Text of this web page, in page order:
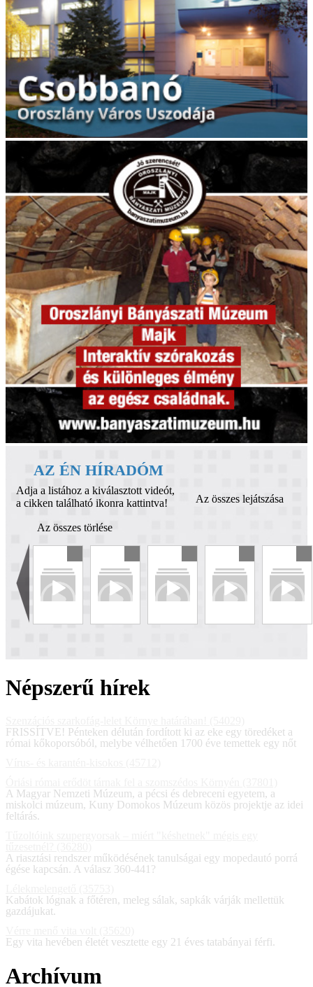
AZ ÉN HÍRADÓM
Adja a listához a kiválasztott videót,
a cikken található ikonra kattintva!
Az összes lejátszása
Az összes törlése
Népszerű hírek
FRISSÍTVE! Pénteken délután fordított ki az eke egy töredéket a
római kőkoporsóból, melybe vélhetően 1700 éve temettek egy nőt
A Magyar Nemzeti Múzeum, a pécsi és debreceni egyetem, a
miskolci múzeum, Kuny Domokos Múzeum közös projektje az idei
feltárás.
A riasztási rendszer működésének tanulságai egy mopedautó porrá
égése kapcsán. A válasz 360-441?
Kabátok lógnak a főtéren, meleg sálak, sapkák várják mellettük
gazdájukat.
Egy vita hevében életét vesztette egy 21 éves tatabányai férfi.
Archívum